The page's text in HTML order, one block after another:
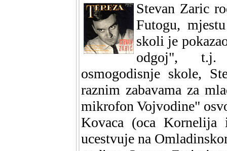
Stevan Zaric
Futogu,
skoli je
odgoj", t.j.
osmogodisnje skole,
raznim zabavama za
mikrofon Vojvodine"
Kovaca (oca
ucestvuje na